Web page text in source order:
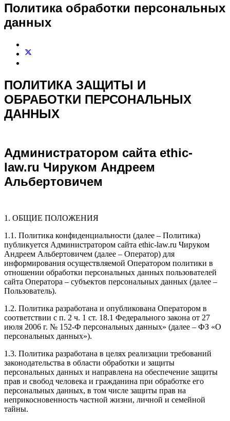
Политика обработки персональных
данных
ПОЛИТИКА ЗАЩИТЫ И
ОБРАБОТКИ ПЕРСОНАЛЬНЫХ
ДАННЫХ
Администратором сайта ethic-
law.ru Чируком Андреем
Альбертовичем
1. ОБЩИЕ ПОЛОЖЕНИЯ
1.1. Политика конфиденциальности (далее – Политика)
публикуется Администратором сайта ethic-law.ru Чируком
Андреем Альбертовичем (далее – Оператор) для
информирования осуществляемой Оператором политики в
отношении обработки персональных данных пользователей
сайта Оператора – субъектов персональных данных (далее –
Пользователь).
1.2. Политика разработана и опубликована Оператором в
соответствии с п. 2 ч. 1 ст. 18.1 Федерального закона от 27
июля 2006 г. № 152-Ф персональных данных» (далее – ФЗ «О
персональных данных»).
1.3. Политика разработана в целях реализации требований
законодательства в области обработки и защиты
персональных данных и направлена на обеспечение защиты
прав и свобод человека и гражданина при обработке его
персональных данных, в том числе защиты прав на
неприкосновенность частной жизни, личной и семейной
тайны.